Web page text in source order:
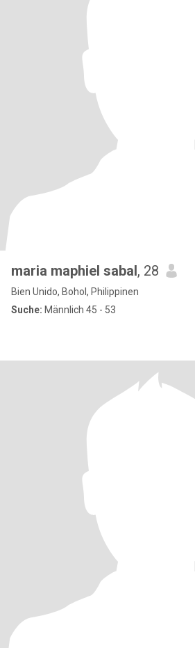
maria maphiel sabal, 28
Bien Unido, Bohol, Philippinen
Suche: Männlich 45 - 53